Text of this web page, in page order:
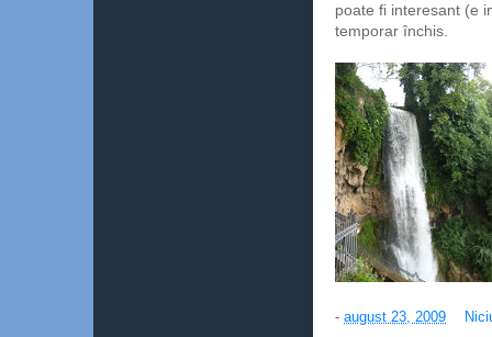
poate fi interesant (e
temporar închis.
- august 23, 2009